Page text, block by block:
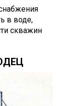
в воде,
скважин